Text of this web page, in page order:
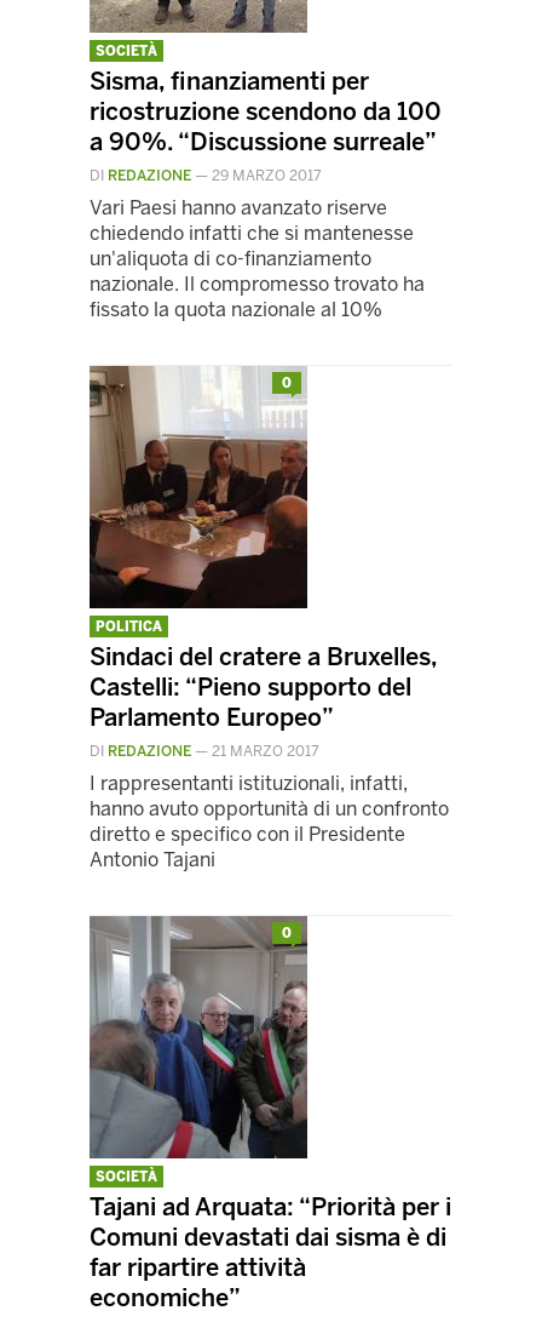
SOCIETÀ
Sisma, finanziamenti per
ricostruzione scendono da 100
a 90%. “Discussione surreale”
DI REDAZIONE — 29 MARZO 2017
Vari Paesi hanno avanzato riserve
chiedendo infatti che si mantenesse
un'aliquota di co-finanziamento
nazionale. Il compromesso trovato ha
fissato la quota nazionale al 10%
0
POLITICA
Sindaci del cratere a Bruxelles,
Castelli: “Pieno supporto del
Parlamento Europeo”
DI REDAZIONE — 21 MARZO 2017
I rappresentanti istituzionali, infatti,
hanno avuto opportunità di un confronto
diretto e specifico con il Presidente
Antonio Tajani
0
SOCIETÀ
Tajani ad Arquata: “Priorità per i
Comuni devastati dai sisma è di
far ripartire attività
economiche”